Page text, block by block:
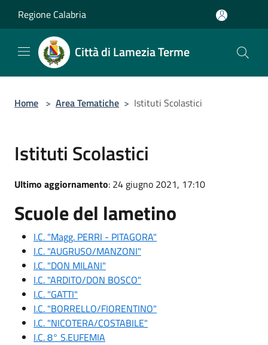
Regione Calabria
Città di Lamezia Terme
Home > Area Tematiche > Istituti Scolastici
Istituti Scolastici
Ultimo aggiornamento: 24 giugno 2021, 17:10
Scuole del lametino
I.C. "Magg. PERRI - PITAGORA"
I.C. "AUGRUSO/MANZONI"
I.C. "DON MILANI"
I.C. "ARDITO/DON BOSCO"
I.C. "GATTI"
I.C. "BORRELLO/FIORENTINO"
I.C. "NICOTERA/COSTABILE"
I.C. 8° S.EUFEMIA